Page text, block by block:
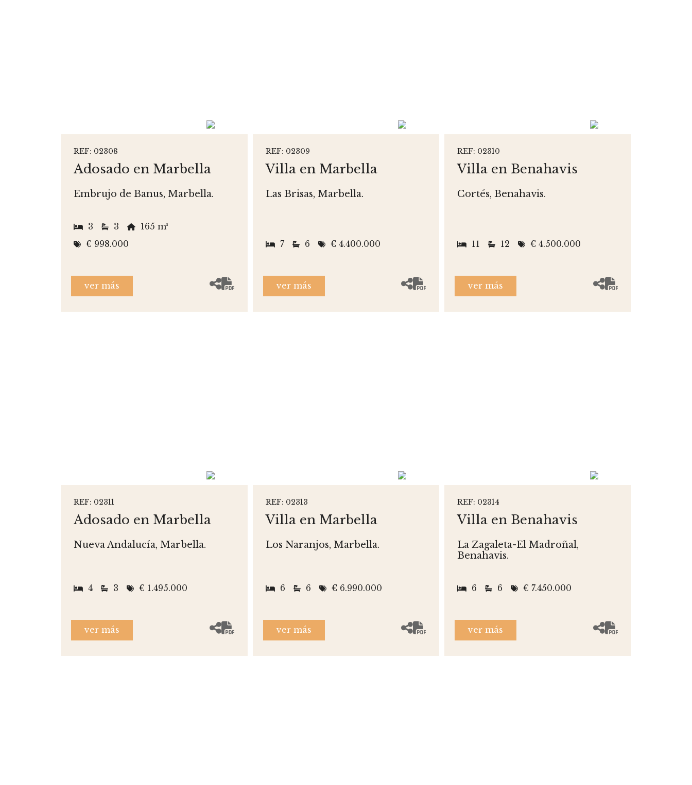
REF: 02308
Adosado en Marbella
Embrujo de Banus, Marbella.
3 3
165 m²
€ 998.000
ver más
REF: 02309
Villa en Marbella
Las Brisas, Marbella.
7 6 € 4.400.000
ver más
REF: 02310
Villa en Benahavis
Cortés, Benahavis.
11 12 € 4.500.000
ver más
REF: 02311
Adosado en Marbella
Nueva Andalucía, Marbella.
4 3 € 1.495.000
ver más
REF: 02313
Villa en Marbella
Los Naranjos, Marbella.
6 6 € 6.990.000
ver más
REF: 02314
Villa en Benahavis
La Zagaleta-El Madroñal,
Benahavis.
6 6 € 7.450.000
ver más